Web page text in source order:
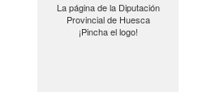
La página de la Diputación
Provincial de Huesca
¡Pincha el logo!